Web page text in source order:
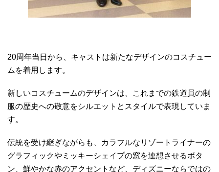
20周年当日から、キャストは新たなデザインのコスチュー
ムを着用します。
新しいコスチュームのデザインは、これまでの鉄道員の制
服の歴史への敬意をシルエットとスタイルで表現していま
す。
伝統を受け継ぎながらも、カラフルなリゾートライナーの
グラフィックやミッキーシェイプの窓を連想させるボタ
ン、鮮やかな赤のアクセントなど、ディズニーならではの